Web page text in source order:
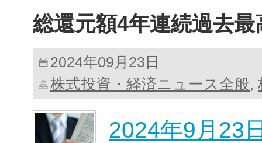
総還元額4年連続過去最
2024年09月23日
株式投資・経済ニュース全般,
2024年9月23